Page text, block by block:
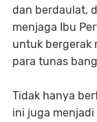
dan berdaulat,
menjaga Ibu
untuk bergerak
para tunas
Tidak hanya
ini juga